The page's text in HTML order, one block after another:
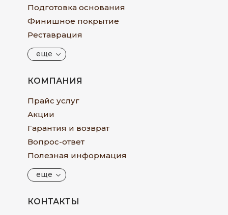
Подготовка основания
Финишное покрытие
Реставрация
еще
КОМПАНИЯ
Прайс услуг
Акции
Гарантия и возврат
Вопрос-ответ
Полезная информация
еще
КОНТАКТЫ